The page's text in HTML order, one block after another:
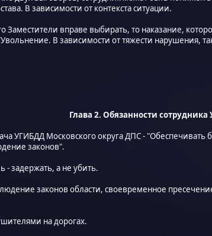
В зависимости от контекста ситуации.
Заместители вправе выбирать, то наказание,
В зависимости от тяжести нарушения,
Глава 2. Обязанности
УГИБДД Московского округа ДПС - "Обеспечивать
законов".
- задержать, а не убить.
законов области, своевременное
на дорогах.